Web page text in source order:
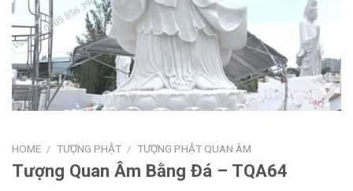
HOME / TƯỢNG PHẬT / TƯỢNG PHẬT QUAN ÂM
Tượng Quan Âm Bằng Đá – TQA64